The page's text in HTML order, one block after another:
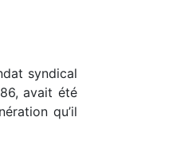
syndical
avait été
qu’il